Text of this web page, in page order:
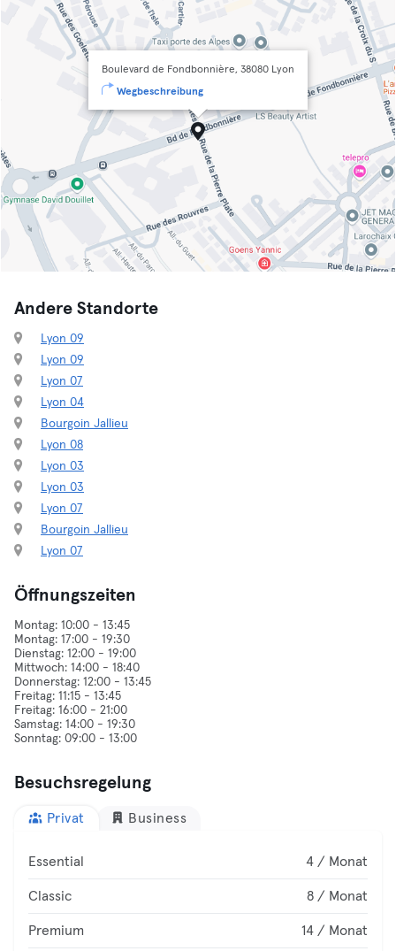
Boulevard de Fondbonnière, 38080 Lyon
Wegbeschreibung
Andere Standorte
Lyon 09
Lyon 09
Lyon 07
Lyon 04
Bourgoin Jallieu
Lyon 08
Lyon 03
Lyon 03
Lyon 07
Bourgoin Jallieu
Lyon 07
Öffnungszeiten
Montag: 10:00 - 13:45
Montag: 17:00 - 19:30
Dienstag: 12:00 - 19:00
Mittwoch: 14:00 - 18:40
Donnerstag: 12:00 - 13:45
Freitag: 11:15 - 13:45
Freitag: 16:00 - 21:00
Samstag: 14:00 - 19:30
Besuchsregelung
Privat Business
Essential 4 / Monat
Classic 8 / Monat
Premium 14 / Monat